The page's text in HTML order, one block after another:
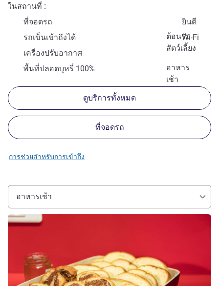
ในสถานที่
ที่จอดรถ
ยินดี
ต้อนรับ
สัตว์เลี้ยง
รถเข็นเข้าถึงได้
Wi-Fi
เครื่องปรับอากาศ
อาหาร
เช้า
พื้นที่ปลอดบุหรี่ 100%
ดูบริการทั้งหมด
ที่จอดรถ
การช่วยสำหรับการเข้าถึง
อาหารเช้า
ดูรายละเอียด